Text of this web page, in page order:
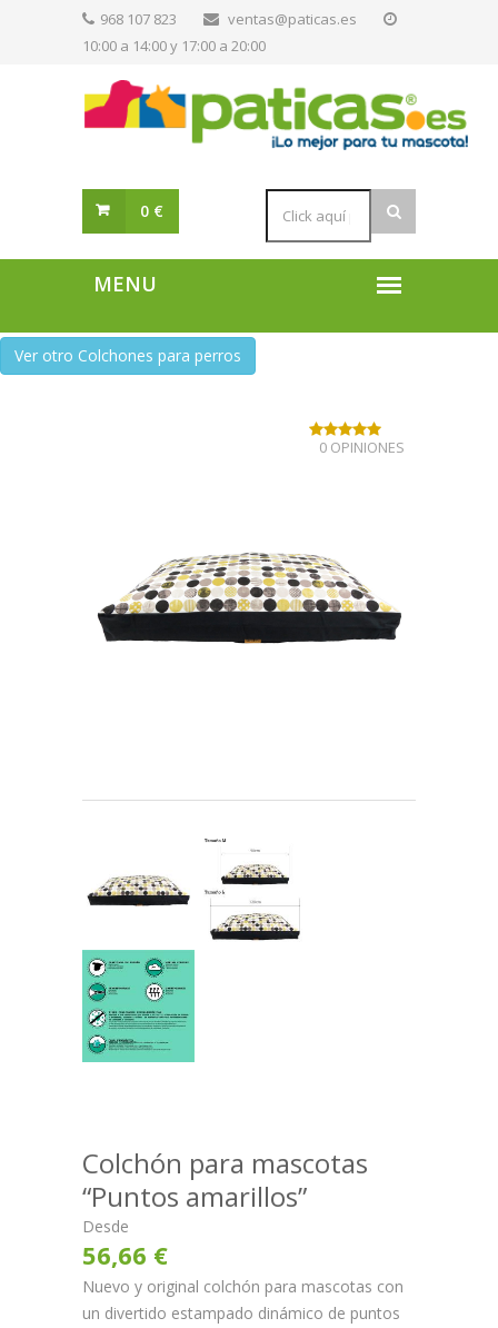
968 107 823
ventas@paticas.es
10:00 a 14:00 y 17:00 a 20:00
0 €
Ver otro Colchones para perros
Colchón para mascotas
“Puntos amarillos”
Desde
56,66 €
0 OPINIONES
Nuevo y original colchón para mascotas con
un divertido estampado dinámico de puntos